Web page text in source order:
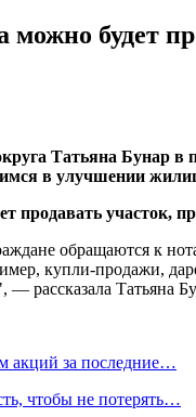
можно будет
Татьяна Бунар
в улучшении
обращаются к
купли-продажи,
— рассказала Татьяна
акций за последние…
чтобы не потерять…